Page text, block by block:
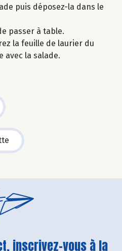
puis déposez-la dans le
passer à table.
la feuille de laurier du
avec la salade.
inscrivez-vous à la